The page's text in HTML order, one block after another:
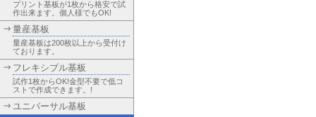
プリント基板が1枚から格安で試
作出来ます。個人様でもOK!
量産基板
量産基板は200枚以上から受付け
ております。
フレキシブル基板
試作1枚からOK!金型不要で低コ
ストで作成できます。!
ユニバーサル基板